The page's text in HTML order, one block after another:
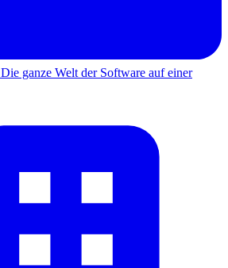
Die ganze Welt der Software auf einer